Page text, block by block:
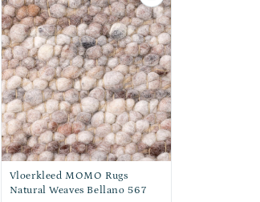
Vloerkleed MOMO Rugs
Natural Weaves Bellano 567